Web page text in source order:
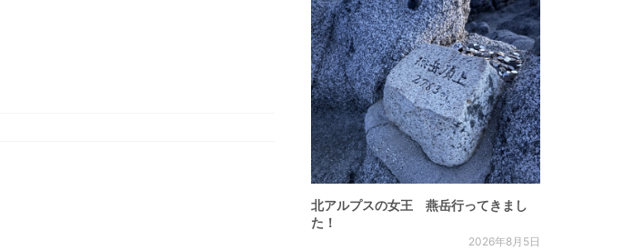
北アルプスの女王 燕岳行ってきまし
た！
2026年8月5日